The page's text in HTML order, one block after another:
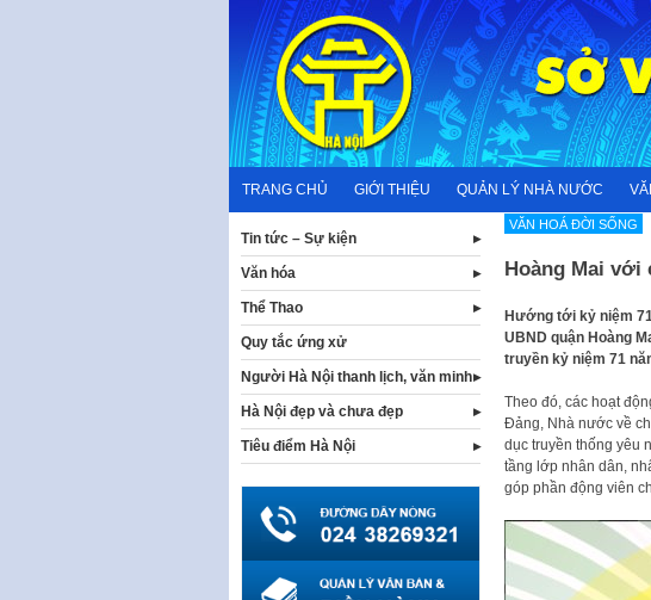
content
TRANG CHỦ GIỚI THIỆU QUẢN LÝ NHÀ NƯỚC
VĂN HOÁ ĐỜI SỐNG
Hoàng Mai với
Hướng tới kỷ niệm
UBND quận Hoàng
truyền kỷ niệm 71
Theo đó, các hoạt
Đảng, Nhà nước về
dục truyền thống yêu
tầng lớp nhân dân,
góp phần động viên
Tin tức – Sự kiện
Văn hóa
Thể Thao
Quy tắc ứng xử
Người Hà Nội thanh lịch, văn minh
Hà Nội đẹp và chưa đẹp
Tiêu điểm Hà Nội